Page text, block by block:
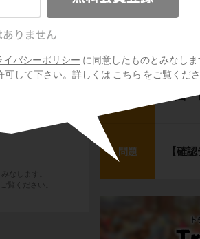
バシーポリシー に同意したものとみなしま
可して下さい。詳しくは こちら をご覧くださ
なします。
ご覧ください。
北ヨ
東ヨ
問題 【確